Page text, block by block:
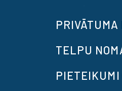
TELPU
PIETEIKUMI